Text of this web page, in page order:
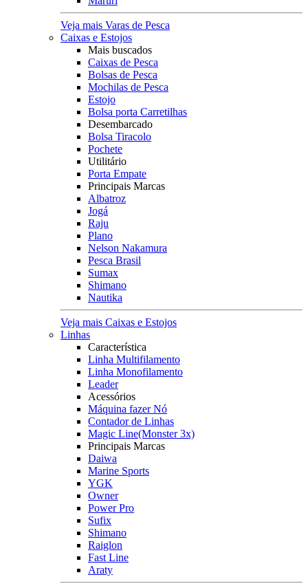
Veja mais Varas de Pesca
Caixas e Estojos
Mais buscados
Caixas de Pesca
Bolsas de Pesca
Mochilas de Pesca
Estojo
Bolsa porta Carretilhas
Desembarcado
Bolsa Tiracolo
Pochete
Utilitário
Porta Empate
Principais Marcas
Albatroz
Jogá
Raju
Plano
Nelson Nakamura
Pesca Brasil
Sumax
Shimano
Nautika
Veja mais Caixas e Estojos
Linhas
Característica
Linha Multifilamento
Linha Monofilamento
Leader
Acessórios
Máquina fazer Nó
Contador de Linhas
Magic Line(Monster 3x)
Principais Marcas
Daiwa
Marine Sports
YGK
Owner
Power Pro
Sufix
Shimano
Raiglon
Fast Line
Araty